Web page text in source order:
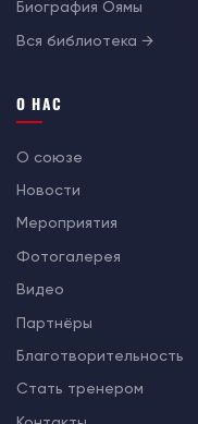
Биография Оямы
Вся библиотека →
О НАС
О союзе
Новости
Мероприятия
Фотогалерея
Видео
Партнёры
Благотворительность
Стать тренером